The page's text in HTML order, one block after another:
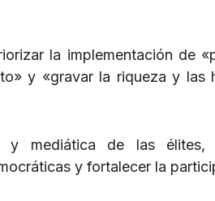
la implementación de
y «gravar la riqueza y las
mediática de las élites,
y fortalecer la